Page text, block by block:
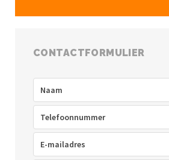
CONTACTFORMULIER
Telefoon
mailadres(Vereist)